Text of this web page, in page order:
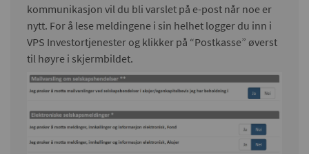
kommunikasjon vil du bli varslet på e-post når noe er
nytt. For å lese meldingene i sin helhet logger du inn i
VPS Investortjenester og klikker på “Postkasse” øverst
til høyre i skjermbildet.